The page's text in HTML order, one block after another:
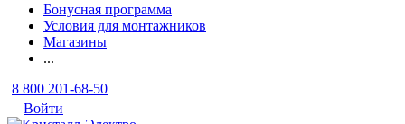
Бонусная программа
Условия для монтажников
Магазины
...
8 800 201-68-50
Войти